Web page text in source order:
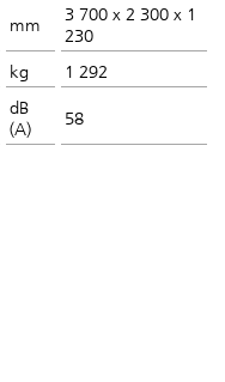
mm
3 700 x 2 300 x 1
230
kg 1 292
dB
(A)
58